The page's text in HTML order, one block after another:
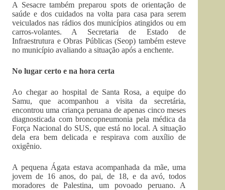
A Sesacre também preparou spots de orientação de
saúde e dos cuidados na volta para casa para serem
veiculados nas rádios dos municípios atingidos ou em
carros-volantes. A Secretaria de Estado de
Infraestrutura e Obras Públicas (Seop) também esteve
no município avaliando a situação após a enchente.
No lugar certo e na hora certa
Ao chegar ao hospital de Santa Rosa, a equipe do
Samu, que acompanhou a visita da secretária,
encontrou uma criança peruana de apenas cinco meses
diagnosticada com broncopneumonia pela médica da
Força Nacional do SUS, que está no local. A situação
dela era bem delicada e respirava com auxílio de
oxigênio.
A pequena Ágata estava acompanhada da mãe, uma
jovem de 16 anos, do pai, de 18, e da avó, todos
moradores de Palestina, um povoado peruano. A